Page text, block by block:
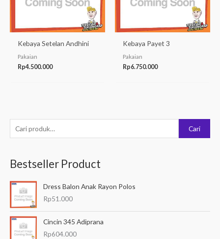
e
c
a
Cari
Bestseller Product
Dress Balon Anak Rayon Polos
Rp51.000
Cincin 345 Adiprana
Rp604.000
Kebaya Setelan Andhini
Pakaian
Rp4.500.000
Kebaya Payet 3
Pakaian
Rp6.750.000